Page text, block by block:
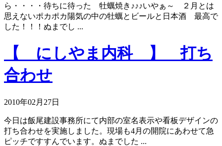
ら・・・・待ちに待った 牡蠣焼き♪♪♪いやぁ～ ２月とは
思えないポカポカ陽気の中の牡蠣とビールと日本酒 最高で
した！！！ぬまでし ...
【 にしやま内科 】 打ち
合わせ
2010年02月27日
今日は飯尾建設事務所にて内部の室名表示や看板デザインの
打ち合わせを実施しました。現場も4月の開院にあわせて急
ピッチですすんでいます。ぬまでした ...